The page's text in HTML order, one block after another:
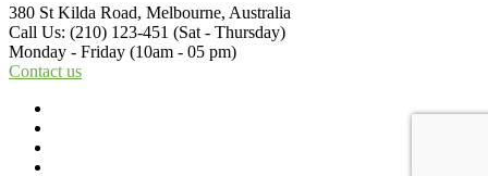
380 St Kilda Road, Melbourne, Australia
Call Us: (210) 123-451 (Sat - Thursday)
Monday - Friday (10am - 05 pm)
Contact us